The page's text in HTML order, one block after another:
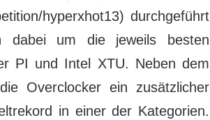
hyperxhot13) durchgeführt
dabei um die jeweils besten
PI und Intel XTU. Neben dem
Overclocker ein zusätzlicher
in einer der Kategorien.